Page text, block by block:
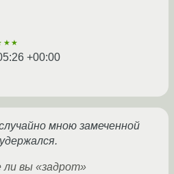
+00:00
мною замеченной
вы «задрот»